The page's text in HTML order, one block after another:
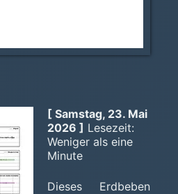
[ Samstag, 23. Mai
2026 ] Lesezeit:
Weniger als eine
Minute
Dieses Erdbeben